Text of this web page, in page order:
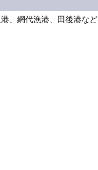
、網代漁港、田後港など